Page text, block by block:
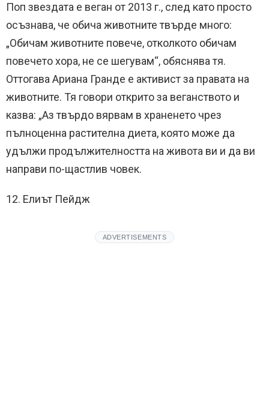
Поп звездата е веган от 2013 г., след като просто
осъзнава, че обича животните твърде много:
„Обичам животните повече, отколкото обичам
повечето хора, не се шегувам“, обяснява тя.
Оттогава Ариана Гранде е активист за правата на
животните. Тя говори открито за веганството и
казва: „Аз твърдо вярвам в храненето чрез
пълноценна растителна диета, която може да
удължи продължителността на живота ви и да ви
направи по-щастлив човек.
12. Елиът Пейдж
ADVERTISEMENTS